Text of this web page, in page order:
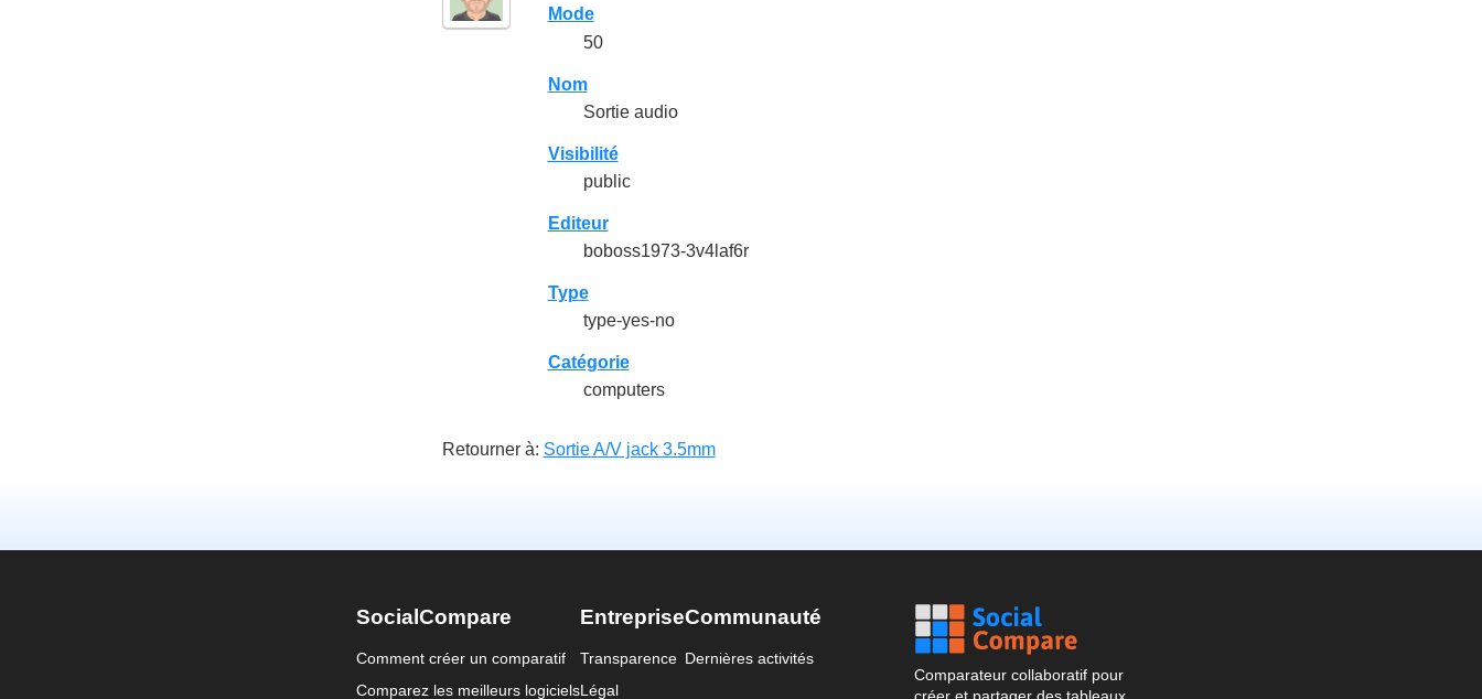
Mode
50
Nom
Sortie audio
Visibilité
public
Editeur
boboss1973-3v4laf6r
Type
type-yes-no
Catégorie
computers
Retourner à: Sortie A/V jack 3.5mm
SocialCompare
Comment créer un comparatif
Comparez les meilleurs logiciels
Entreprise
Transparence
Légal
Communauté
Dernières activités
Comparateur collaboratif pour